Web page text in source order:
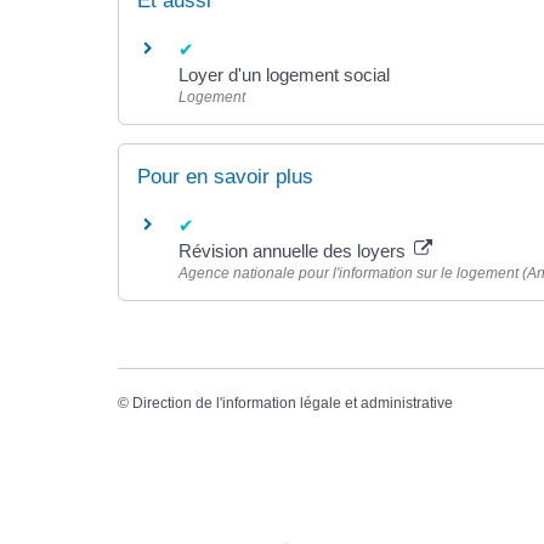
Loyer d'un logement social
Logement
Pour en savoir plus
Révision annuelle des loyers
Agence nationale pour l'information sur le logement
© Direction de l'information légale et administrative